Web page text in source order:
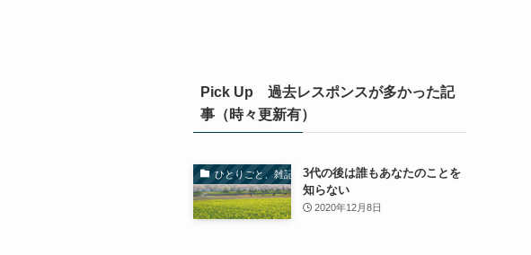
Pick Up 過去レスポンスが多かった記
事（時々更新有）
ひとりごと、雑記
3代の後は誰もあなたのことを
知らない
2020年12月8日